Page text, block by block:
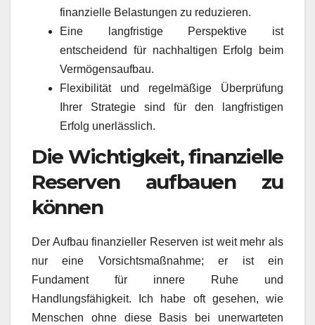
finanzielle Belastungen zu reduzieren.
Eine langfristige Perspektive ist
entscheidend für nachhaltigen Erfolg beim
Vermögensaufbau.
Flexibilität und regelmäßige Überprüfung
Ihrer Strategie sind für den langfristigen
Erfolg unerlässlich.
Die Wichtigkeit, finanzielle
Reserven aufbauen zu
können
Der Aufbau finanzieller Reserven ist weit mehr als
nur eine Vorsichtsmaßnahme; er ist ein
Fundament für innere Ruhe und
Handlungsfähigkeit. Ich habe oft gesehen, wie
Menschen ohne diese Basis bei unerwarteten